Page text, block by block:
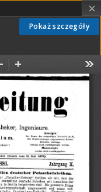
Pokaż szczegóły